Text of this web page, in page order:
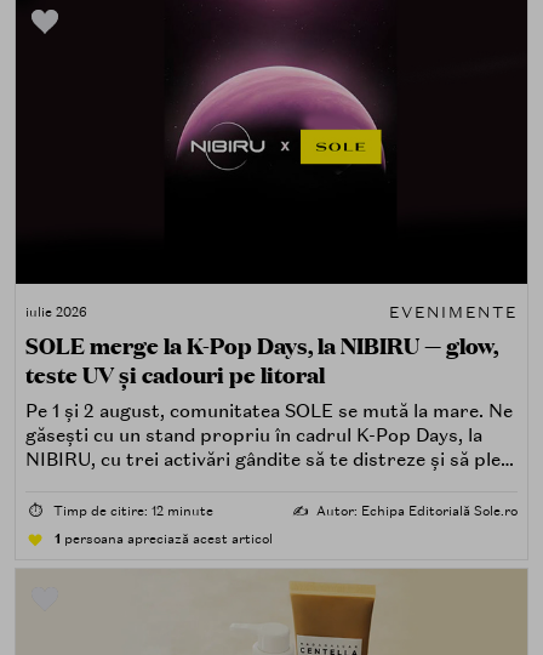
iulie 2026 EVENIMENTE
SOLE merge la K-Pop Days, la NIBIRU — glow,
teste UV și cadouri pe litoral
Pe 1 și 2 august, comunitatea SOLE se mută la mare. Ne
găsești cu un stand propriu în cadrul K-Pop Days, la
NIBIRU, cu trei activări gândite să te distreze și să pleci
⏱️ Timp de citire: 12 minute ✍️ Autor: Echipa Editorială Sole.ro
1 persoana apreciază acest articol